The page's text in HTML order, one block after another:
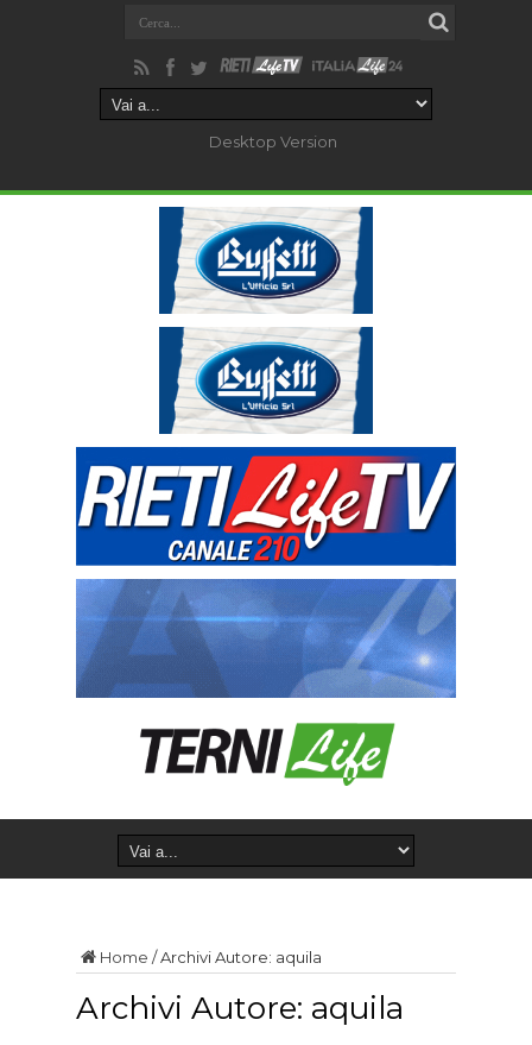
Desktop Version
Home /Archivi Autore: aquila
Archivi Autore: aquila